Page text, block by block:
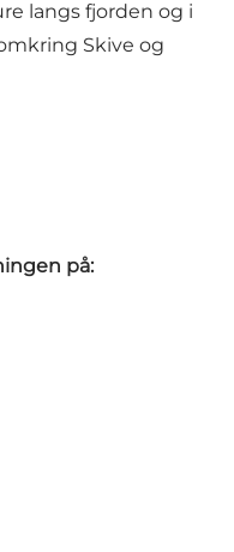
langs fjorden og i
Skive og
på: